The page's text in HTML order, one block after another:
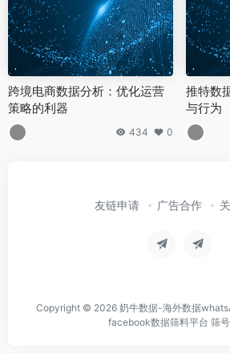
跨境电商数据分析：优化运营
策略的利器
434 0
推特数
与行为
友链申请 广告合作
Copyright © 2026 奶牛数据-海外数据
facebook数据筛料平台 筛